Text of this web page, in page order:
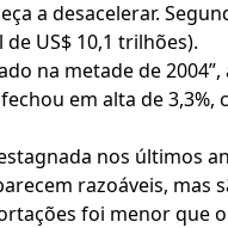
a desacelerar.
US$ 10,1 trilhões).
na metade de
em alta de 3,3%,
nos últimos
razoáveis, mas
foi menor que